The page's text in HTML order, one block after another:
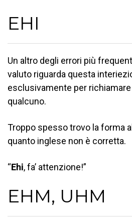
EHI
Un altro degli errori più
valuto riguarda questa
esclusivamente per richiamare
qualcuno.
Troppo spesso trovo la forma
quanto inglese non è corretta.
“Ehi, fa’ attenzione!”
EHM, UHM